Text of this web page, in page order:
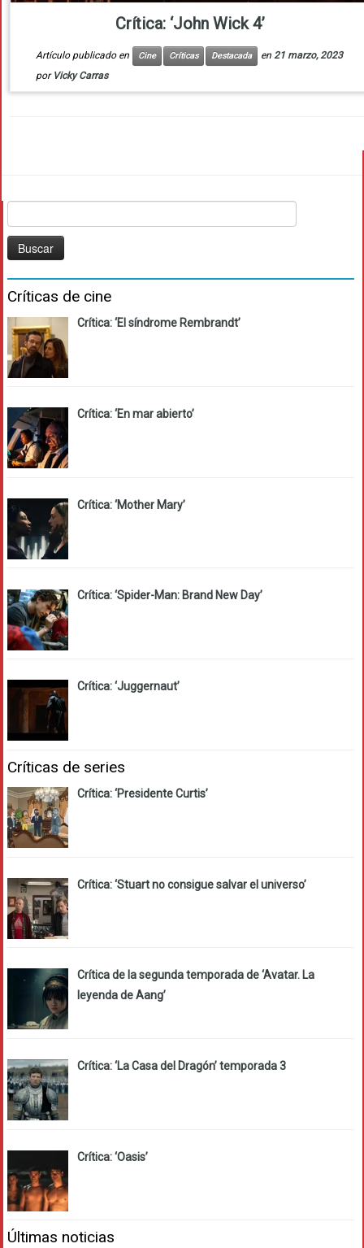
Crítica: ‘John Wick 4’
Artículo publicado en Cine Críticas Destacada en 21 marzo, 2023
por Vicky Carras
Críticas de cine
Crítica: ‘El síndrome Rembrandt’
Crítica: ‘En mar abierto’
Crítica: ‘Mother Mary’
Crítica: ‘Spider-Man: Brand New Day’
Crítica: ‘Juggernaut’
Críticas de series
Crítica: ‘Presidente Curtis’
Crítica: ‘Stuart no consigue salvar el universo’
Crítica de la segunda temporada de ‘Avatar. La
leyenda de Aang’
Crítica: ‘La Casa del Dragón’ temporada 3
Crítica: ‘Oasis’
Últimas noticias